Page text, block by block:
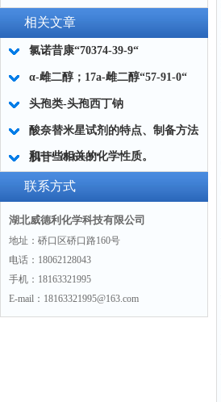
相关文章
氯诺昔康“70374-39-9“
α-雌二醇；17a-雌二醇“57-91-0“
头孢类-头孢西丁钠
酸奈替米星试剂的特点、制备方法
和一些相关的化学性质。
肌苷“58-63-9“
联系方式
湖北威德利化学科技有限公司
地址：硚口区硚口路160号
电话：18062128043
手机：18163321995
E-mail：18163321995@163.com